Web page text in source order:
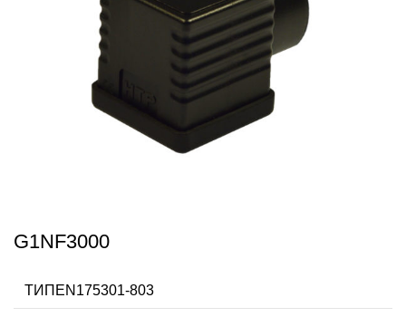
G1NF3000
ТИПEN175301-803